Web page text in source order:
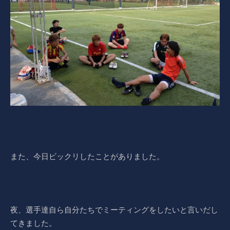
また、今日ビックリしたことがありました。
夜、選手達自ら自分たちでミーティングをしたいと言いだし
てきました。